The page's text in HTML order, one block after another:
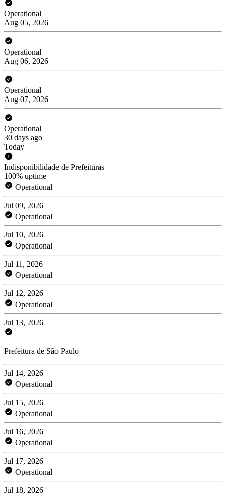
Operational
Aug 05, 2026
Operational
Aug 06, 2026
Operational
Aug 07, 2026
Operational
30 days ago
Today
Indisponibilidade de Prefeituras
100% uptime
Operational
Jul 09, 2026
Operational
Jul 10, 2026
Operational
Jul 11, 2026
Operational
Jul 12, 2026
Operational
Jul 13, 2026
Prefeitura de São Paulo
Jul 14, 2026
Operational
Jul 15, 2026
Operational
Jul 16, 2026
Operational
Jul 17, 2026
Operational
Jul 18, 2026